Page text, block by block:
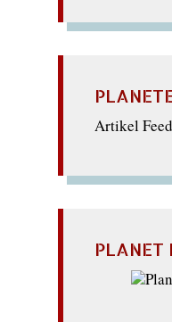
Artikel
PLANET